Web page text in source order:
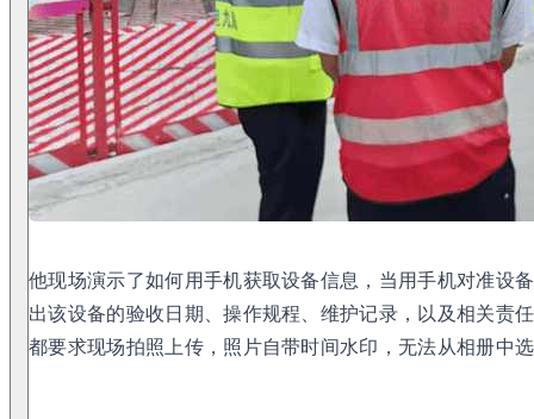
他现场演示了如何用手机获取设备信息，当用手机对准设
出该设备的验收日期、操作规程、维护记录，以及相关责
都要求现场拍照上传，照片自带时间水印，无法从相册中